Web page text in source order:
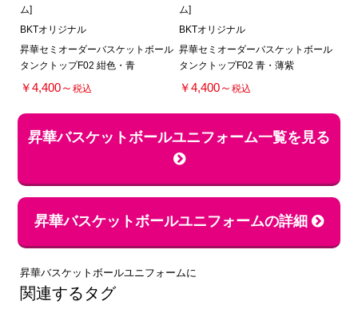
ム]
BKTオリジナル
昇華セミオーダーバスケットボール
タンクトップF02 紺色・青
￥4,400～税込
ム]
BKTオリジナル
昇華セミオーダーバスケットボール
タンクトップF02 青・薄紫
￥4,400～ 税込
昇華バスケットボールユニフォーム一覧を見る
昇華バスケットボールユニフォームの詳細
昇華バスケットボールユニフォームに
関連するタグ